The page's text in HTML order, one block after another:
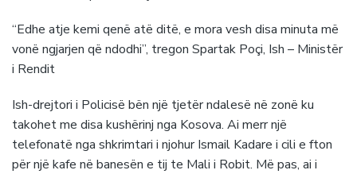
“Edhe atje kemi qenë atë ditë, e mora vesh disa minuta më
vonë ngjarjen që ndodhi”, tregon Spartak Poçi, Ish – Ministër
i Rendit
Ish-drejtori i Policisë bën një tjetër ndalesë në zonë ku
takohet me disa kushërinj nga Kosova. Ai merr një
telefonatë nga shkrimtari i njohur Ismail Kadare i cili e fton
për një kafe në banesën e tij te Mali i Robit. Më pas, ai i